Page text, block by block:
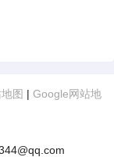
图 | Google网站地